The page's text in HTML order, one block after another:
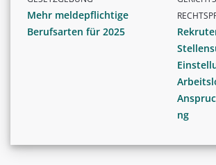
Mehr meldepflichtige
Berufsarten für 2025
ng